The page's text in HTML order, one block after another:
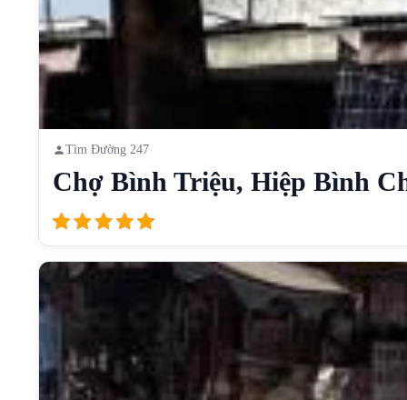
Tìm Đường 247
Chợ Bình Triệu, Hiệp Bình